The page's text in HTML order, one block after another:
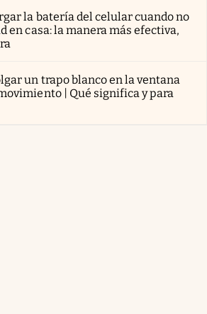
la batería del celular cuando no
en casa: la manera más efectiva,
un trapo blanco en la ventana
| Qué significa y para